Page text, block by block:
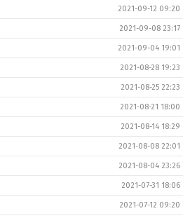
2021-09-12 09:20
2021-09-08 23:17
2021-09-04 19:01
2021-08-28 19:23
2021-08-25 22:23
2021-08-21 18:00
2021-08-14 18:29
2021-08-08 22:01
2021-08-04 23:26
2021-07-31 18:06
2021-07-12 09:20